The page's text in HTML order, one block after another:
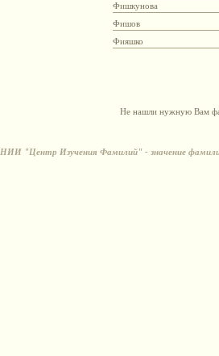
Фишкунова
Фишов
Фияшко
Не нашли нужную Вам
НИИ "Центр Изучения Фамилий" - значение